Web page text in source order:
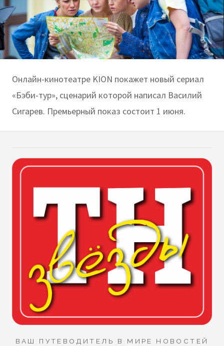
Онлайн-кинотеатре KION покажет новый сериал
«Бэби-тур», сценарий которой написал Василий
Сигарев. Премьерный показ состоит 1 июня.
ВАШ ПУТЕВОДИТЕЛЬ В МИРЕ НОВОСТЕЙ